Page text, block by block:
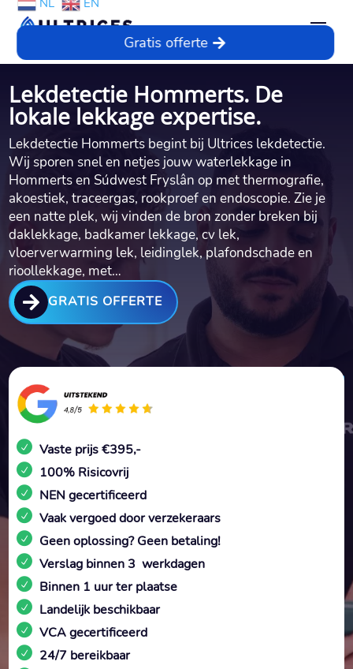
NL EN
Gratis offerte
Lekdetectie Hommerts. De
lokale lekkage expertise.
Lekdetectie Hommerts begint bij Ultrices lekdetectie.​
Wij sporen snel en netjes jouw waterlekkage in
Hommerts en Súdwest Fryslân op met thermografie,
akoestiek, traceergas, rookproef en endoscopie.​ Zie je
een natte plek, wij vinden de bron zonder breken bij
daklekkage, badkamer lekkage, cv lek,
vloerverwarming lek, leidinglek, plafondschade en
rioollekkage, met…
 GRATIS OFFERTE
Vaste prijs €395,-
100% Risicovrij
NEN gecertificeerd
Vaak vergoed door verzekeraars
Geen oplossing? Geen betaling!
Verslag binnen 3 werkdagen
Binnen 1 uur ter plaatse
Landelijk beschikbaar
VCA gecertificeerd
24/7 bereikbaar